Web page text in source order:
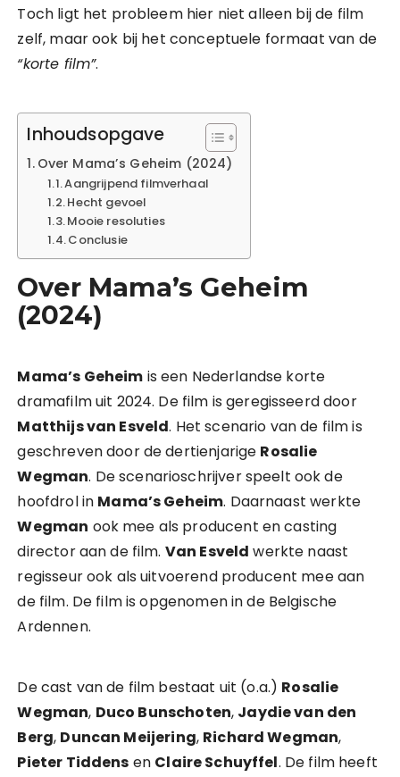
Toch ligt het probleem hier niet alleen bij de film
zelf, maar ook bij het conceptuele formaat van de
“korte film”.
Inhoudsopgave
Over Mama’s Geheim (2024)
Aangrijpend filmverhaal
Hecht gevoel
Mooie resoluties
Conclusie
Over Mama’s Geheim
(2024)
Mama’s Geheim is een Nederlandse korte
dramafilm uit 2024. De film is geregisseerd door
Matthijs van Esveld. Het scenario van de film is
geschreven door de dertienjarige Rosalie
Wegman. De scenarioschrijver speelt ook de
hoofdrol in Mama’s Geheim. Daarnaast werkte
Wegman ook mee als producent en casting
director aan de film. Van Esveld werkte naast
regisseur ook als uitvoerend producent mee aan
de film. De film is opgenomen in de Belgische
Ardennen.
De cast van de film bestaat uit (o.a.) Rosalie
Wegman, Duco Bunschoten, Jaydie van den
Berg, Duncan Meijering, Richard Wegman,
Pieter Tiddens en Claire Schuyffel. De film heeft